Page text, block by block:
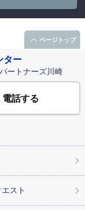
ター
ートナーズ川崎
電話する
スト
ページトップ